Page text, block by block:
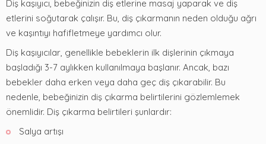
Diş kaşıyıcı, bebeğinizin diş etlerine masaj yaparak ve diş
etlerini soğutarak çalışır. Bu, diş çıkarmanın neden olduğu ağrı
ve kaşıntıyı hafifletmeye yardımcı olur.
Diş kaşıyıcılar, genellikle bebeklerin ilk dişlerinin çıkmaya
başladığı 3-7 aylıkken kullanılmaya başlanır. Ancak, bazı
bebekler daha erken veya daha geç diş çıkarabilir. Bu
nedenle, bebeğinizin diş çıkarma belirtilerini gözlemlemek
önemlidir. Diş çıkarma belirtileri şunlardır:
Salya artışı